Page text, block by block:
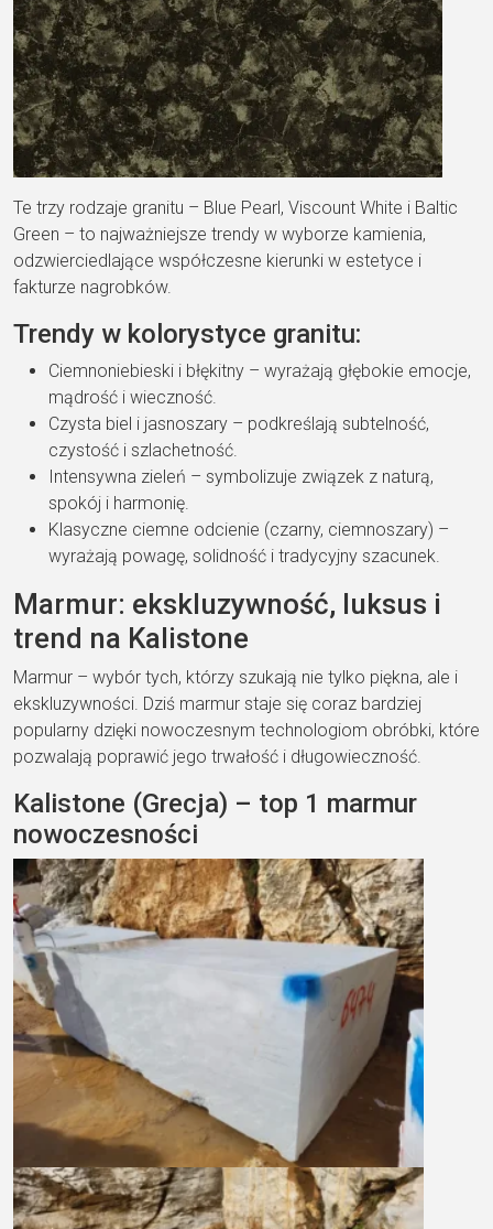
Te trzy rodzaje granitu – Blue Pearl, Viscount White i Baltic
Green – to najważniejsze trendy w wyborze kamienia,
odzwierciedlające współczesne kierunki w estetyce i
fakturze nagrobków.
Trendy w kolorystyce granitu:
Ciemnoniebieski i błękitny – wyrażają głębokie emocje,
mądrość i wieczność.
Czysta biel i jasnoszary – podkreślają subtelność,
czystość i szlachetność.
Intensywna zieleń – symbolizuje związek z naturą,
spokój i harmonię.
Klasyczne ciemne odcienie (czarny, ciemnoszary) –
wyrażają powagę, solidność i tradycyjny szacunek.
Marmur: ekskluzywność, luksus i
trend na Kalistone
Marmur – wybór tych, którzy szukają nie tylko piękna, ale i
ekskluzywności. Dziś marmur staje się coraz bardziej
popularny dzięki nowoczesnym technologiom obróbki, które
pozwalają poprawić jego trwałość i długowieczność.
Kalistone (Grecja) – top 1 marmur
nowoczesności